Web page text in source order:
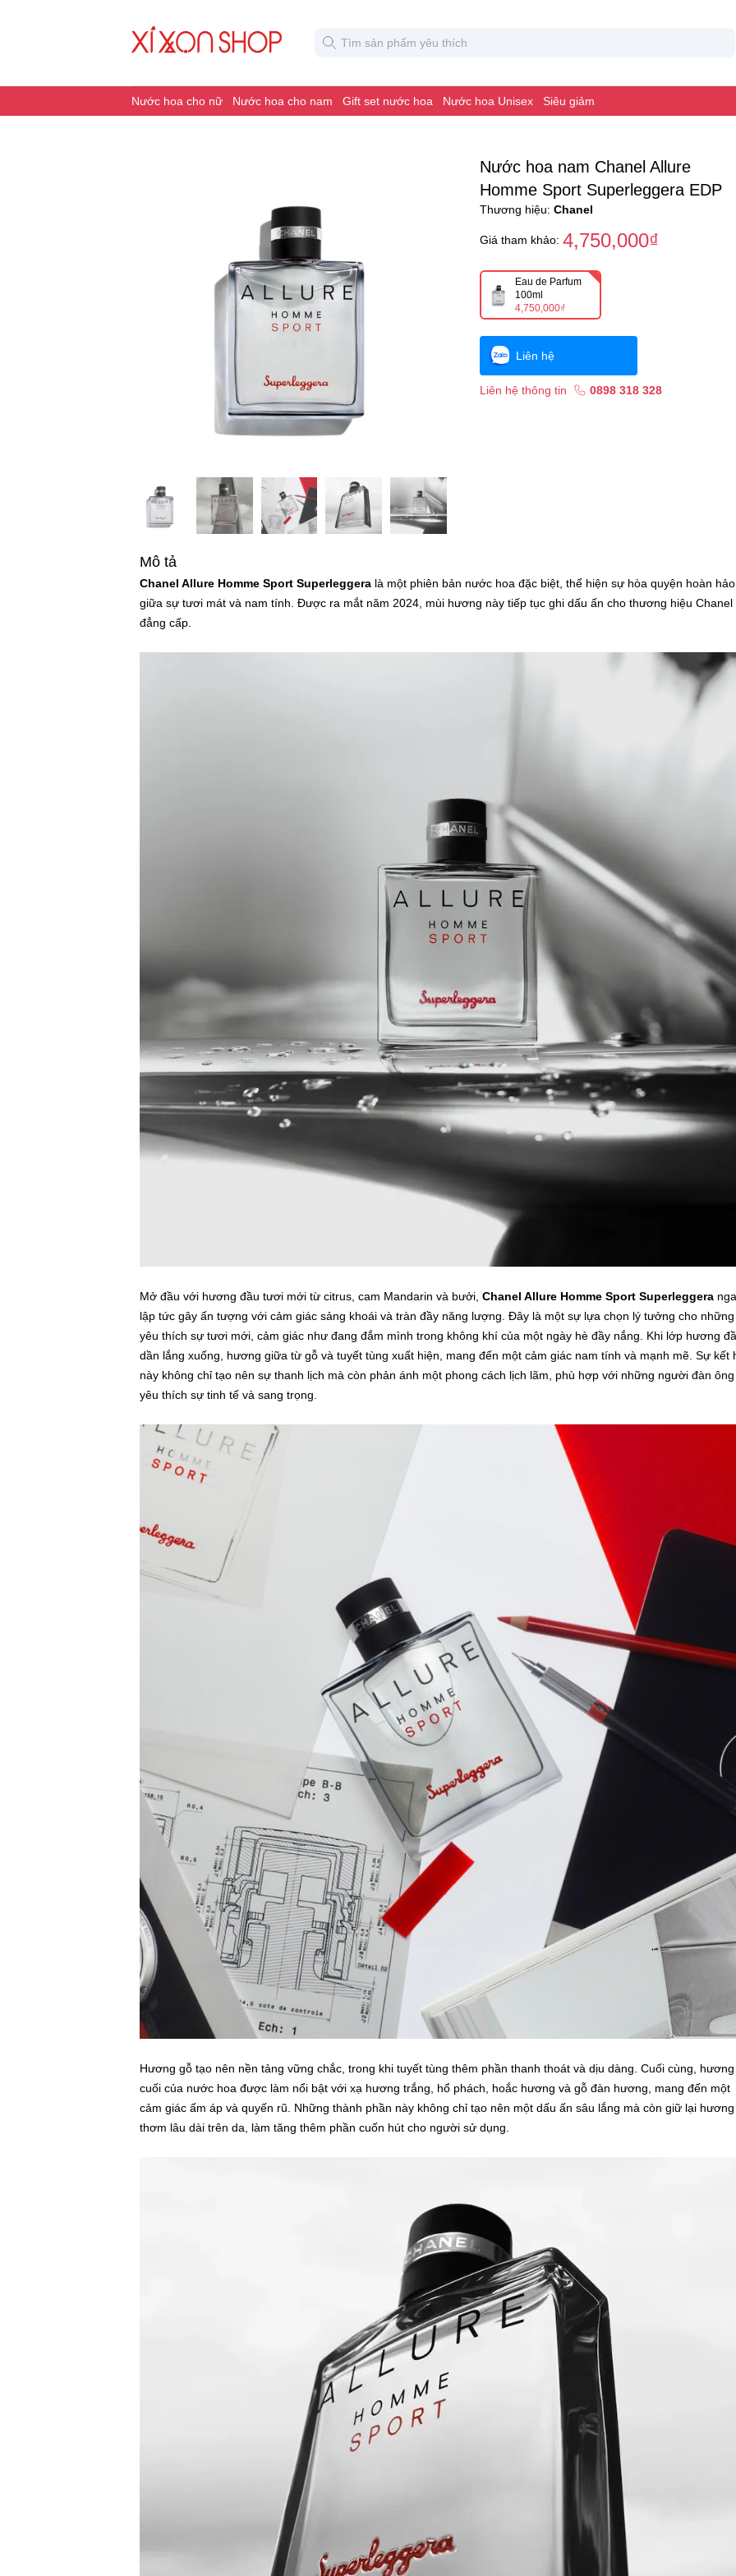
Nước hoa cho nữ Nước hoa cho nam Gift set nước hoa Nước hoa Unisex Siêu giảm
Nước hoa nam Chanel Allure
Homme Sport Superleggera EDP
Thương hiệu: Chanel
Giá tham khảo: 4,750,000₫
Eau de Parfum
100ml
4,750,000₫
Liên hệ
Liên hệ thông tin 0898 318 328
Mô tả
Chanel Allure Homme Sport Superleggera là một phiên bản nước hoa đặc biệt, thể hiện sự hòa quyện hoàn hảo
giữa sự tươi mát và nam tính. Được ra mắt năm 2024, mùi hương này tiếp tục ghi dấu ấn cho thương hiệu Chanel
đẳng cấp.
Mở đầu với hương đầu tươi mới từ citrus, cam Mandarin và bưởi, Chanel Allure Homme Sport Superleggera
lập tức gây ấn tượng với cảm giác sảng khoái và tràn đầy năng lượng. Đây là một sự lựa chọn lý tưởng cho
yêu thích sự tươi mới, cảm giác như đang đắm mình trong không khí của một ngày hè đầy nắng. Khi lớp hương
dần lắng xuống, hương giữa từ gỗ và tuyết tùng xuất hiện, mang đến một cảm giác nam tính và mạnh mẽ. Sự kết
này không chỉ tạo nên sự thanh lịch mà còn phản ánh một phong cách lịch lãm, phù hợp với những người đàn ông
yêu thích sự tinh tế và sang trọng.
Hương gỗ tạo nên nền tảng vững chắc, trong khi tuyết tùng thêm phần thanh thoát và dịu dàng. Cuối cùng, hương
cuối của nước hoa được làm nổi bật với xạ hương trắng, hổ phách, hoắc hương và gỗ đàn hương, mang đến một
cảm giác ấm áp và quyến rũ. Những thành phần này không chỉ tạo nên một dấu ấn sâu lắng mà còn giữ lại hương
thơm lâu dài trên da, làm tăng thêm phần cuốn hút cho người sử dụng.